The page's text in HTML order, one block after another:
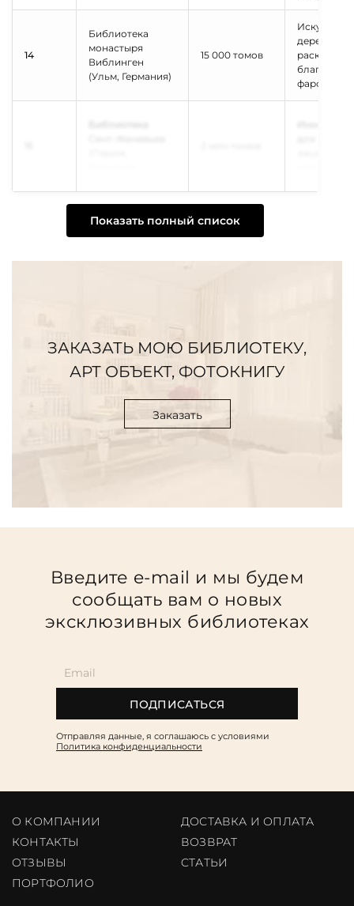
14
Библиотека
монастыря
Виблинген
(Ульм, Германия)
15 000 томов
Искусные
фарфор
Показать полный список
ЗАКАЗАТЬ МОЮ БИБЛИОТЕКУ,
АРТ ОБЪЕКТ, ФОТОКНИГУ
Заказать
Введите e-mail и мы будем
сообщать вам о новых
эксклюзивных библиотеках
ПОДПИСАТЬСЯ
Отправляя данные, я соглашаюсь c условиями
Политика конфиденциальности
О КОМПАНИИ
ДОСТАВКА И ОПЛАТА
КОНТАКТЫ
ВОЗВРАТ
ОТЗЫВЫ
CТАТЬИ
ПОРТФОЛИО